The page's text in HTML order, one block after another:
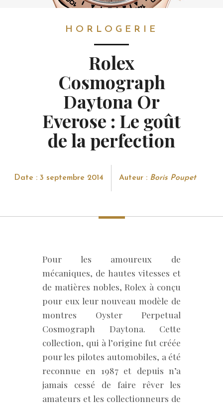
HORLOGERIE
Rolex
Cosmograph
Daytona Or
Everose : Le goût
de la perfection
Date : 3 septembre 2014 Auteur : Boris Poupet
Pour les amoureux de
mécaniques, de hautes vitesses et
de matières nobles, Rolex à conçu
pour eux leur nouveau modèle de
montres Oyster Perpetual
Cosmograph Daytona. Cette
collection, qui à l’origine fut créée
pour les pilotes automobiles, a été
reconnue en 1987 et depuis n’a
jamais cessé de faire rêver les
amateurs et les collectionneurs de